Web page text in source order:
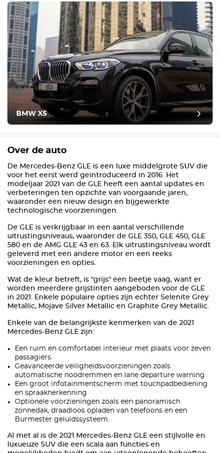
BMW X5
Over de auto
De Mercedes-Benz GLE is een luxe middelgrote SUV die
voor het eerst werd geïntroduceerd in 2016. Het
modeljaar 2021 van de GLE heeft een aantal updates en
verbeteringen ten opzichte van voorgaande jaren,
waaronder een nieuw design en bijgewerkte
technologische voorzieningen.
De GLE is verkrijgbaar in een aantal verschillende
uitrustingsniveaus, waaronder de GLE 350, GLE 450, GLE
580 en de AMG GLE 43 en 63. Elk uitrustingsniveau wordt
geleverd met een andere motor en een reeks
voorzieningen en opties.
Wat de kleur betreft, is "grijs" een beetje vaag, want er
worden meerdere grijstinten aangeboden voor de GLE
in 2021. Enkele populaire opties zijn echter Selenite Grey
Metallic, Mojave Silver Metallic en Graphite Grey Metallic.
Enkele van de belangrijkste kenmerken van de 2021
Mercedes-Benz GLE zijn:
Een ruim en comfortabel interieur met plaats voor zeven
passagiers.
Geavanceerde veiligheidsvoorzieningen zoals
automatische noodremmen en lane departure warning
Een groot infotainmentscherm met touchpadbediening
en spraakherkenning
Optionele voorzieningen zoals een panoramisch
zonnedak, draadloos opladen van telefoons en een
Burmester geluidssysteem.
Al met al is de 2021 Mercedes-Benz GLE een stijlvolle en
luxueuze SUV die een scala aan functies en